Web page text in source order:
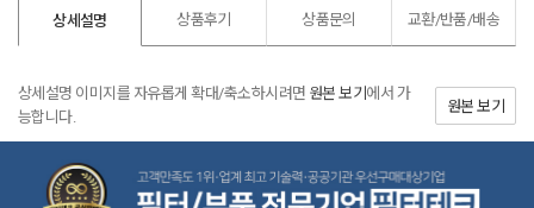
상세설명 상품후기 상품문의 교환/반품/배송
상세설명 이미지를 자유롭게 확대/축소하시려면 원본 보기 에서 가
능합니다.
원본 보기